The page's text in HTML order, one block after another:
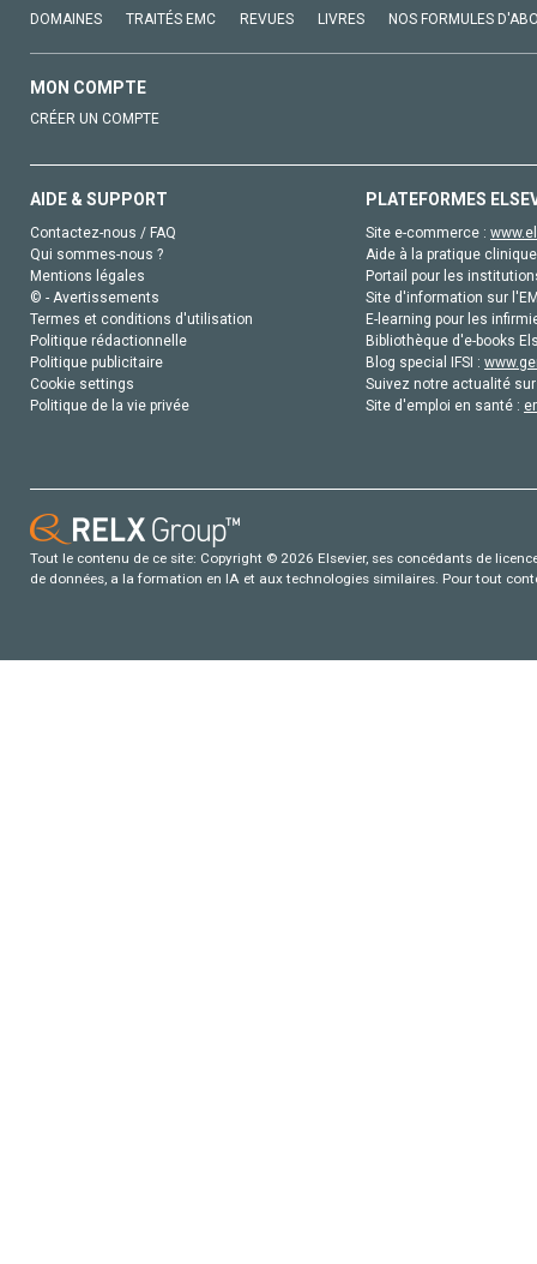
DOMAINES TRAITÉS EMC REVUES LIVRES NOS FORMULES
MON COMPTE
CRÉER UN COMPTE
AIDE & SUPPORT
Contactez-nous / FAQ
Qui sommes-nous ?
Mentions légales
© - Avertissements
Termes et conditions d'utilisation
Politique rédactionnelle
Politique publicitaire
Cookie settings
Politique de la vie privée
PLATEFORMES
Site e-commerce :
Aide à la pratique
Portail pour les
Site d'information sur
E-learning pour les
Bibliothèque d'e-books
Blog special IFSI :
Suivez notre actualité
Site d'emploi en santé :
Tout le contenu de ce site: Copyright © 2026 Elsevier, ses concédants de
de données, a la formation en IA et aux technologies similaires. Pour tout